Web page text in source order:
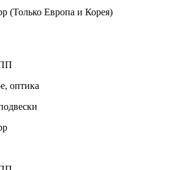
(Только Европа и Корея)
оптика